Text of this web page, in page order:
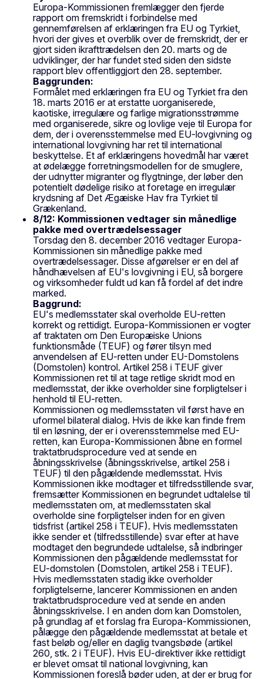
Europa-Kommissionen fremlægger den fjerde
rapport om fremskridt i forbindelse med
gennemførelsen af erklæringen fra EU og Tyrkiet,
hvori der gives et overblik over de fremskridt, der er
gjort siden ikrafttrædelsen den 20. marts og de
udviklinger, der har fundet sted siden den sidste
rapport blev offentliggjort den 28. september.
Baggrunden:
Formålet med erklæringen fra EU og Tyrkiet fra den
18. marts 2016 er at erstatte uorganiserede,
kaotiske, irregulære og farlige migrationsstrømme
med organiserede, sikre og lovlige veje til Europa for
dem, der i overensstemmelse med EU-lovgivning og
international lovgivning har ret til international
beskyttelse. Et af erklæringens hovedmål har været
at ødelægge forretningsmodellen for de smuglere,
der udnytter migranter og flygtninge, der løber den
potentielt dødelige risiko at foretage en irregulær
krydsning af Det Ægæiske Hav fra Tyrkiet til
Grækenland.
8/12: Kommissionen vedtager sin månedlige
pakke med overtrædelsessager
Torsdag den 8. december 2016 vedtager Europa-
Kommissionen sin månedlige pakke med
overtrædelsessager. Disse afgørelser er en del af
håndhævelsen af EU's lovgivning i EU, så borgere
og virksomheder fuldt ud kan få fordel af det indre
marked.
Baggrund:
EU's medlemsstater skal overholde EU-retten
korrekt og rettidigt. Europa-Kommissionen er vogter
af traktaten om Den Europæiske Unions
funktionsmåde (TEUF) og fører tilsyn med
anvendelsen af EU-retten under EU-Domstolens
(Domstolen) kontrol. Artikel 258 i TEUF giver
Kommissionen ret til at tage retlige skridt mod en
medlemsstat, der ikke overholder sine forpligtelser i
henhold til EU-retten.
Kommissionen og medlemsstaten vil først have en
uformel bilateral dialog. Hvis de ikke kan finde frem
til en løsning, der er i overensstemmelse med EU-
retten, kan Europa-Kommissionen åbne en formel
traktatbrudsprocedure ved at sende en
åbningsskrivelse (åbningsskrivelse, artikel 258 i
TEUF) til den pågældende medlemsstat. Hvis
Kommissionen ikke modtager et tilfredsstillende svar,
fremsætter Kommissionen en begrundet udtalelse til
medlemsstaten om, at medlemsstaten skal
overholde sine forpligtelser inden for en given
tidsfrist (artikel 258 i TEUF). Hvis medlemsstaten
ikke sender et (tilfredsstillende) svar efter at have
modtaget den begrundede udtalelse, så indbringer
Kommissionen den pågældende medlemsstat for
EU-domstolen (Domstolen, artikel 258 i TEUF).
Hvis medlemsstaten stadig ikke overholder
forpligtelserne, lancerer Kommissionen en anden
traktatbrudsprocedure ved at sende en anden
åbningsskrivelse. I en anden dom kan Domstolen,
på grundlag af et forslag fra Europa-Kommissionen,
pålægge den pågældende medlemsstat at betale et
fast beløb og/eller en daglig tvangsbøde (artikel
260, stk. 2 i TEUF). Hvis EU-direktiver ikke rettidigt
er blevet omsat til national lovgivning, kan
Kommissionen foreslå bøder uden, at der er brug for